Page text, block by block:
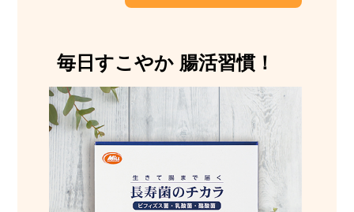
毎日すこやか 腸活習慣！